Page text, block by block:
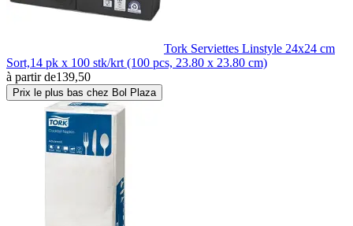
Tork Serviettes Linstyle 24x24 cm
Sort,14 pk x 100 stk/krt (100 pcs, 23.80 x 23.80 cm)
à partir de139,50
Prix le plus bas chez Bol Plaza